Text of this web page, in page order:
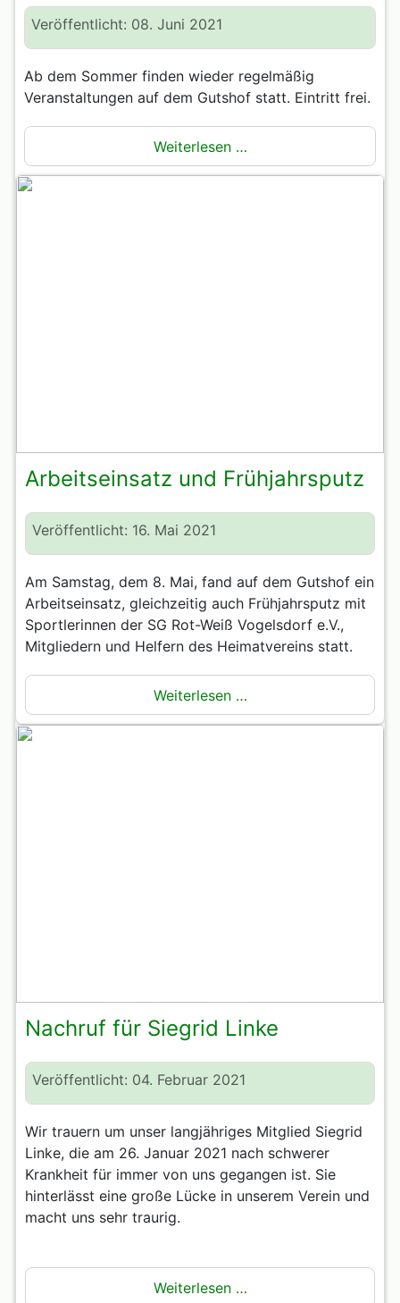
Veröffentlicht: 08. Juni 2021
Ab dem Sommer finden wieder regelmäßig
Veranstaltungen auf dem Gutshof statt. Eintritt frei.
Weiterlesen …
Arbeitseinsatz und Frühjahrsputz
Veröffentlicht: 16. Mai 2021
Am Samstag, dem 8. Mai, fand auf dem Gutshof ein
Arbeitseinsatz, gleichzeitig auch Frühjahrsputz mit
Sportlerinnen der SG Rot-Weiß Vogelsdorf e.V.,
Mitgliedern und Helfern des Heimatvereins statt.
Weiterlesen …
Nachruf für Siegrid Linke
Veröffentlicht: 04. Februar 2021
Wir trauern um unser langjähriges Mitglied Siegrid
Linke, die am 26. Januar 2021 nach schwerer
Krankheit für immer von uns gegangen ist. Sie
hinterlässt eine große Lücke in unserem Verein und
macht uns sehr traurig.
Weiterlesen …